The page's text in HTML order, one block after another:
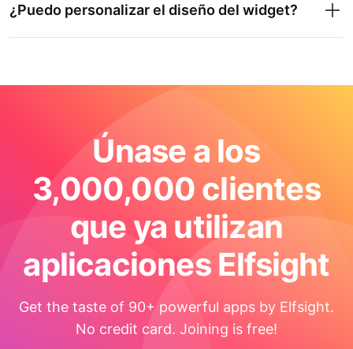
¿Puedo personalizar el diseño del widget?
Únase a los
3,000,000 clientes
que ya utilizan
aplicaciones Elfsight
Get the taste of 90+ powerful apps by Elfsight.
No credit card. Joining is free!